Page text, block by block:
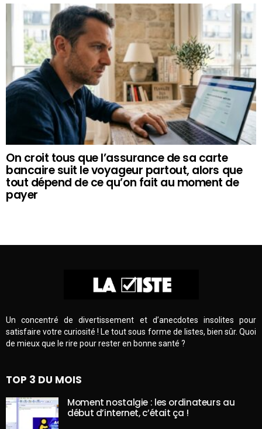
On croit tous que l’assurance de sa carte
bancaire suit le voyageur partout, alors que
tout dépend de ce qu’on fait au moment de
payer
Un concentré de divertissement et d’anecdotes insolites pour
satisfaire votre curiosité ! Le tout sous forme de listes, bien sûr. Quoi
de mieux que le rire pour rester en bonne santé ?
TOP 3 DU MOIS
Moment nostalgie : les ordinateurs au
début d’internet, c’était ça !